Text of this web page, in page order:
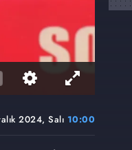
2024, Salı 10:00